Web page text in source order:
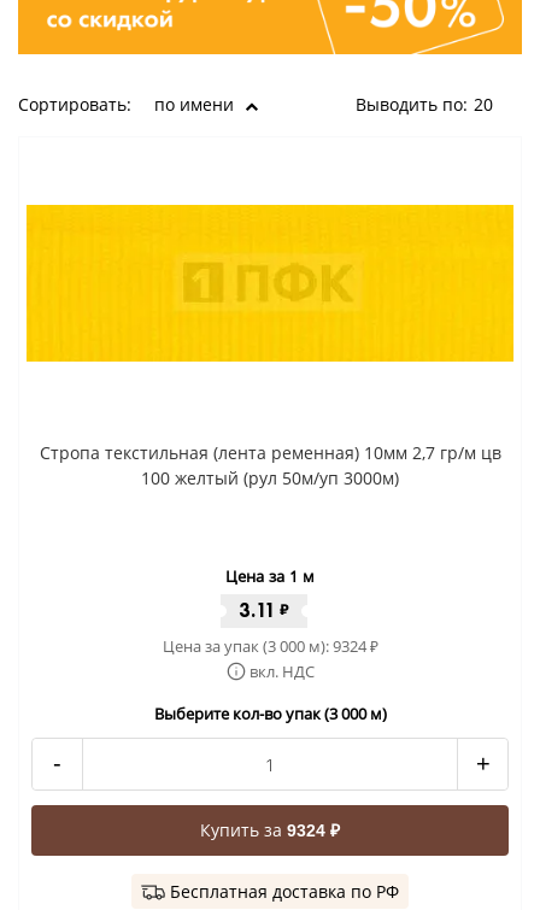
Сортировать: по имени Выводить по: 20
Стропа текстильная (лента ременная) 10мм 2,7 гр/м цв
100 желтый (рул 50м/уп 3000м)
Цена за 1 м
3.11 ₽
Цена за упак (3 000 м):9324₽
вкл. НДС
Выберите кол-во упак (3 000 м)
- +
Купить за 9324 ₽
Бесплатная доставка по РФ